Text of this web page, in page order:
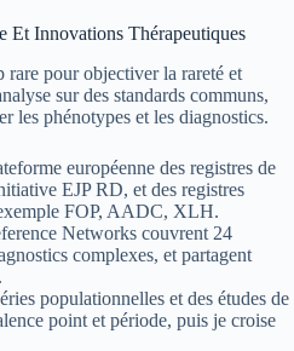
Et Innovations Thérapeutiques
rare pour objectiver la rareté et
sur des standards communs,
les phénotypes et les diagnostics.
européenne des registres de
EJP RD, et des registres
FOP, AADC, XLH.
Networks couvrent 24
complexes, et partagent
populationnelles et des études de
point et période, puis je croise